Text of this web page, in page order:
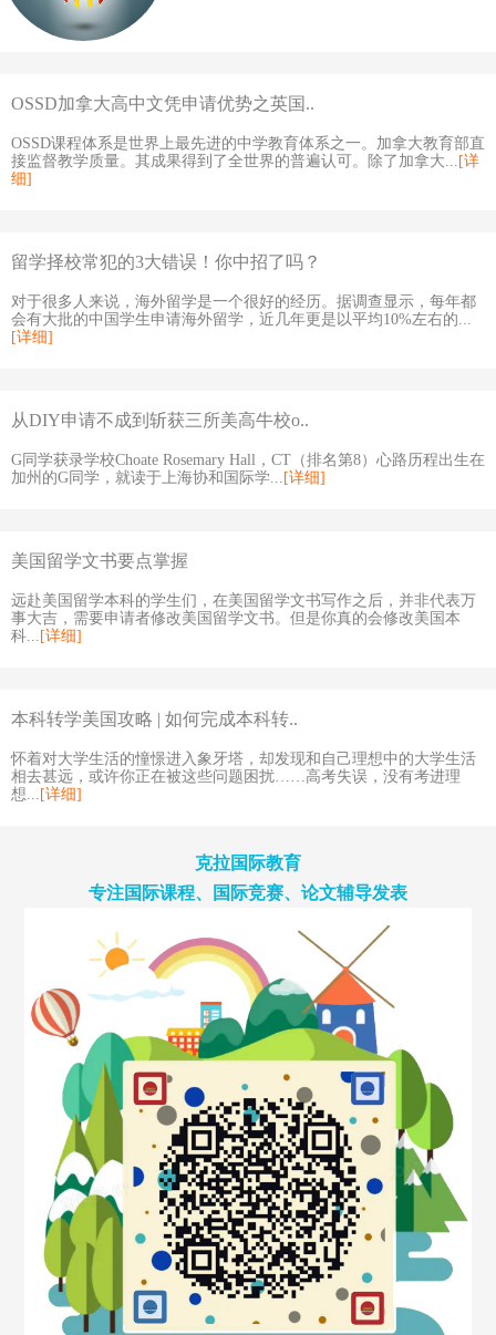
OSSD加拿大高中文凭申请优势之英国..
OSSD课程体系是世界上最先进的中学教育体系之一。加拿大教育部直
接监督教学质量。其成果得到了全世界的普遍认可。除了加拿大... [详
细]
留学择校常犯的3大错误！你中招了吗？
对于很多人来说，海外留学是一个很好的经历。据调查显示，每年都
会有大批的中国学生申请海外留学，近几年更是以平均10%左右的...
[详细]
从DIY申请不成到斩获三所美高牛校o..
G同学获录学校Choate Rosemary Hall，CT（排名第8）心路历程出生在
加州的G同学，就读于上海协和国际学... [详细]
美国留学文书要点掌握
远赴美国留学本科的学生们，在美国留学文书写作之后，并非代表万
事大吉，需要申请者修改美国留学文书。但是你真的会修改美国本
科... [详细]
本科转学美国攻略 | 如何完成本科转..
怀着对大学生活的憧憬进入象牙塔，却发现和自己理想中的大学生活
相去甚远，或许你正在被这些问题困扰……高考失误，没有考进理
想... [详细]
克拉国际教育
专注国际课程、国际竞赛、论文辅导发表